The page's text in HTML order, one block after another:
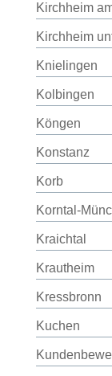
Kirchheim
Kirchheim
Knielingen
Kolbingen
Köngen
Konstanz
Korb
Korntal-
Kraichtal
Krautheim
Kressbronn
Kuchen